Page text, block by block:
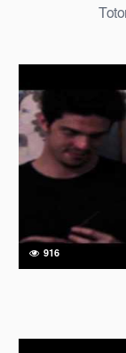
916